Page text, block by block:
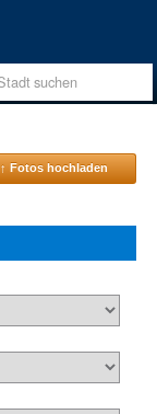
↑ Fotos hochladen